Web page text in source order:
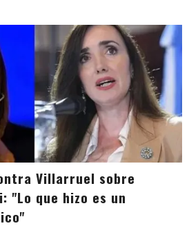
Villarruel sobre
"Lo que hizo es un